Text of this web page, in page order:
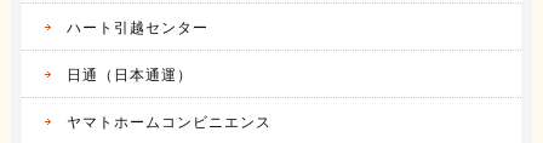
ハート引越センター
日通（日本通運）
ヤマトホームコンビニエンス